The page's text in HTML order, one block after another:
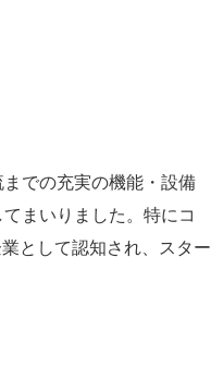
での充実の機能・設備
まいりました。特にコ
として認知され、スター